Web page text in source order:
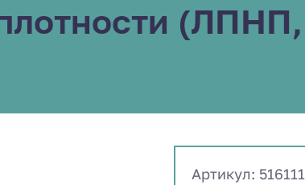
(ЛПНП,
Артикул: 516111